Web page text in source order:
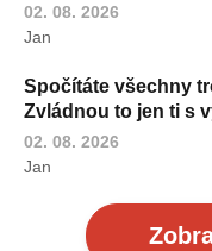
02. 08. 2026
Jan
Spočítáte všechny
Zvládnou to jen ti s
02. 08. 2026
Jan